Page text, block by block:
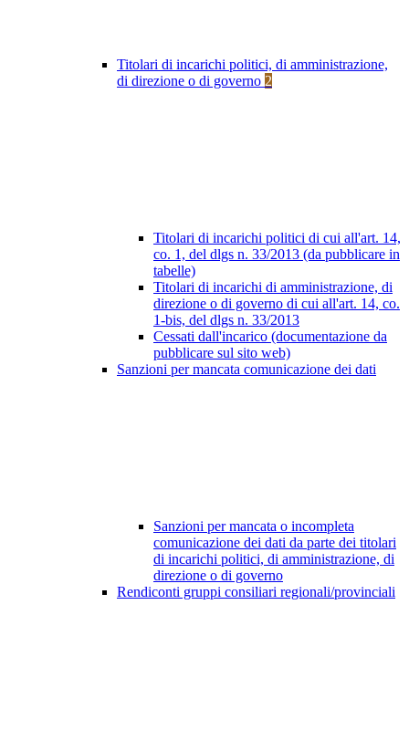
Titolari di incarichi politici, di amministrazione,
di direzione o di governo 2
Titolari di incarichi politici di cui all'art. 14,
co. 1, del dlgs n. 33/2013 (da pubblicare in
tabelle)
Titolari di incarichi di amministrazione, di
direzione o di governo di cui all'art. 14, co.
1-bis, del dlgs n. 33/2013
Cessati dall'incarico (documentazione da
pubblicare sul sito web)
Sanzioni per mancata comunicazione dei dati
Sanzioni per mancata o incompleta
comunicazione dei dati da parte dei titolari
di incarichi politici, di amministrazione, di
direzione o di governo
Rendiconti gruppi consiliari regionali/provinciali